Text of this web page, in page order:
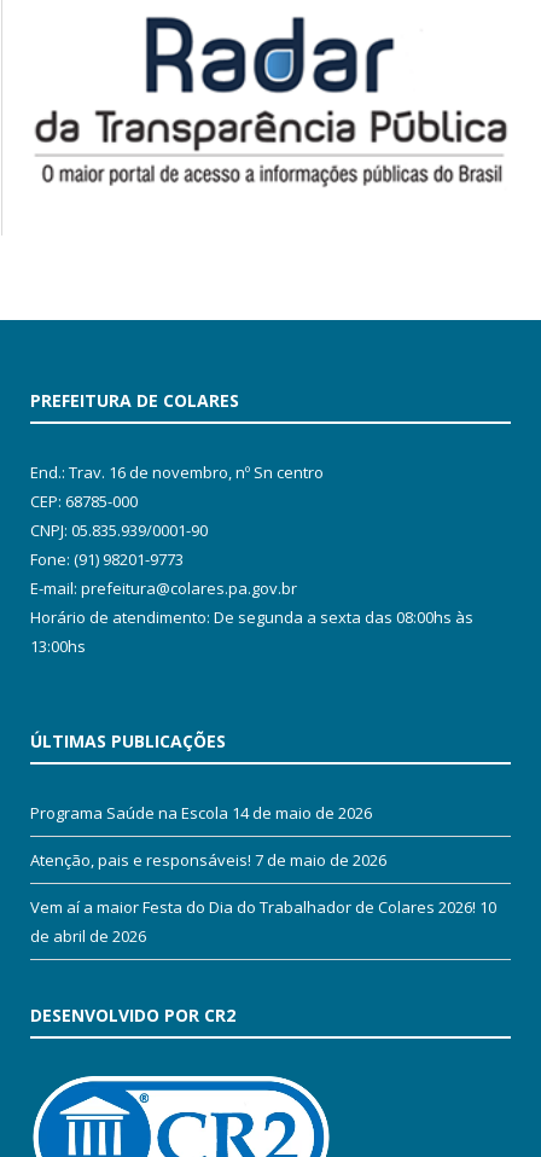
PREFEITURA DE COLARES
End.: Trav. 16 de novembro, nº Sn centro
CEP: 68785-000
CNPJ: 05.835.939/0001-90
Fone: (91) 98201-9773
E-mail: prefeitura@colares.pa.gov.br
Horário de atendimento: De segunda a sexta das 08:00hs às
13:00hs
ÚLTIMAS PUBLICAÇÕES
Programa Saúde na Escola 14 de maio de 2026
Atenção, pais e responsáveis! 7 de maio de 2026
Vem aí a maior Festa do Dia do Trabalhador de Colares 2026! 10
de abril de 2026
DESENVOLVIDO POR CR2